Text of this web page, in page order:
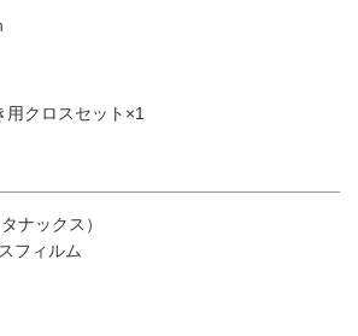
クロスセット×1
ナックス）
フィルム